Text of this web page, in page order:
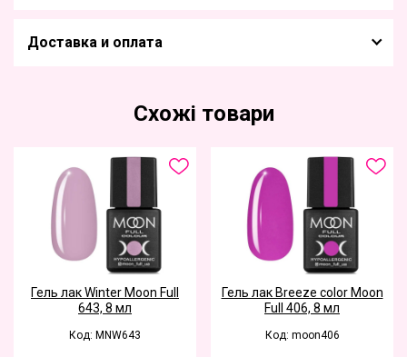
Доставка и оплата
Схожі товари
Гель лак Winter Moon Full
643, 8 мл
Код: MNW643
Гель лак Breeze color Moon
Full 406, 8 мл
Код: moon406